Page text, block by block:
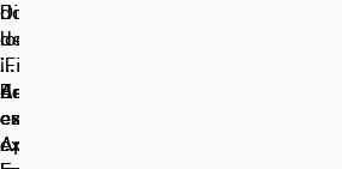
dos
locales!
¡Fin
de
construcción!
Aprovecha
Disfruta
de:
•
Amplio
espacio
exterior
Esta
exclusiva
promoción